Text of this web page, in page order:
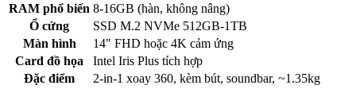
RAM phổ biến 8-16GB (hàn, không nâng)
Ổ cứng
SSD M.2 NVMe 512GB-1TB
Màn hình
14" FHD hoặc 4K cảm ứng
Card đồ họa
Intel Iris Plus tích hợp
Đặc điểm
2-in-1 xoay 360, kèm bút, soundbar, ~1.35kg